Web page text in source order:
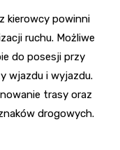
kierowcy powinni
ruchu. Możliwe
do posesji przy
wjazdu i wyjazdu.
trasy oraz
drogowych.